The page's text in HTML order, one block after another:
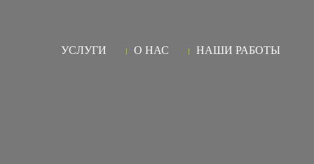
УСЛУГИ О НАС НАШИ РАБОТЫ